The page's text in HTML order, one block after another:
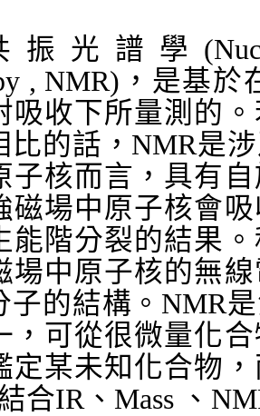
振光譜學
, NMR) ，是基於
吸收下所量測的
的話， NMR是
子核而言，具有
磁場中原子核會
能階分裂的結果
場中原子核的無
的結構。 NMR
，可從很微量化
定某未知化合物
合IR、 Mass 、